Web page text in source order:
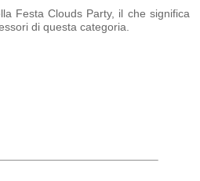
Festa Clouds Party, il che significa
di questa categoria.